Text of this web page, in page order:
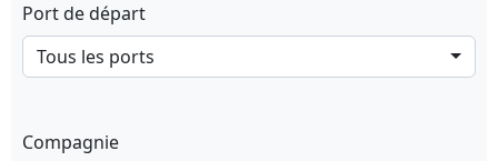
Port de départ
Tous les ports
Compagnie